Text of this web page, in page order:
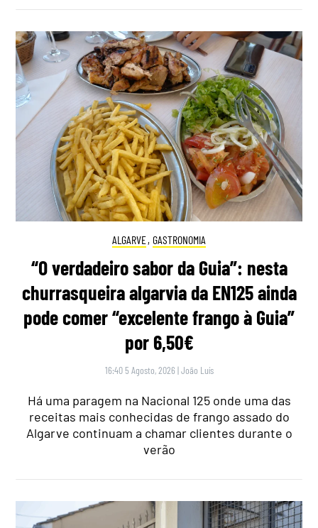
ALGARVE, GASTRONOMIA
“O verdadeiro sabor da Guia”: nesta
churrasqueira algarvia da EN125 ainda
pode comer “excelente frango à Guia”
por 6,50€
16:40 5 Agosto, 2026 |João Luís
Há uma paragem na Nacional 125 onde uma das
receitas mais conhecidas de frango assado do
Algarve continuam a chamar clientes durante o
verão